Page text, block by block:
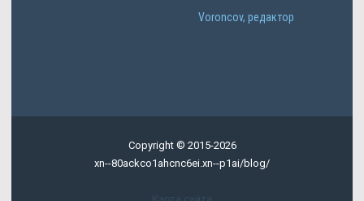
Voroncov, редактор
Copyright © 2015-2026
xn--80ackco1ahcnc6ei.xn--p1ai/blog/